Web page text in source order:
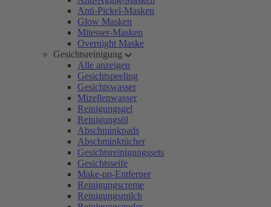
Anti-Pickel-Masken
Glow Masken
Mitesser-Masken
Overnight Maske
Gesichtsreinigung
Alle anzeigen
Gesichtspeeling
Gesichtswasser
Mizellenwasser
Reinigungsgel
Reinigungsöl
Abschminkpads
Abschminktücher
Gesichtsreinigungssets
Gesichtsseife
Make-up-Entferner
Reinigungscreme
Reinigungsmilch